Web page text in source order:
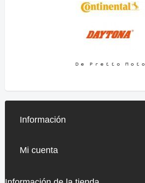
Información
Mi cuenta